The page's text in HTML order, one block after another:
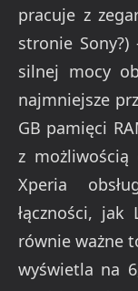
pracuje z
stronie
silnej mocy
najmniejsze
GB pamięci
z możliwością
Xperia
łączności, jak
równie ważne
wyświetla na